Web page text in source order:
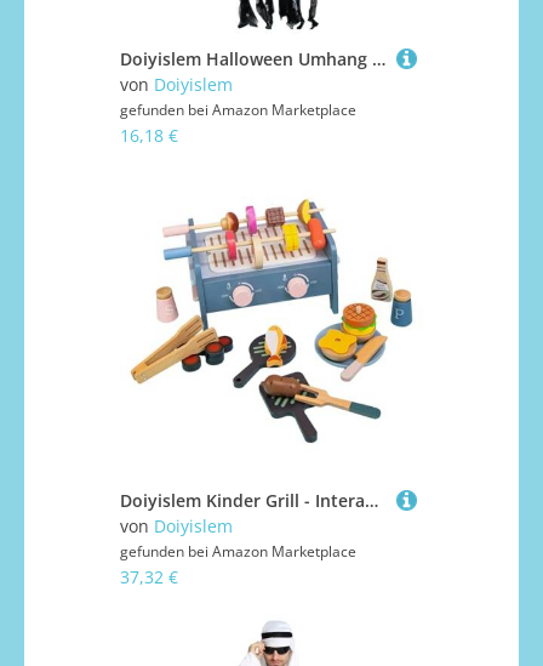
Doiyislem Halloween Umhang Für Herren - Unisex Erwachsener Gruseliger Umhang Mit Kapuze - Festliche Verkleidung Für Halloween Party, Rollenspiel, Bühnenauftritt Und Gruselhaus
von Doiyislem
gefunden bei Amazon Marketplace
16,18 €
Doiyislem Kinder Grill - Interaktives Kochspielzeug Lernspiel,Interaktives Lernspielzeug Fördern Motorik Hand-Auge-Koordination Kinderkrippe Zuhause Spielen Mädchen
von Doiyislem
gefunden bei Amazon Marketplace
37,32 €